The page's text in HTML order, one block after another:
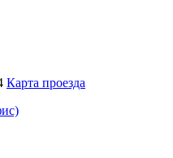
Карта проезда